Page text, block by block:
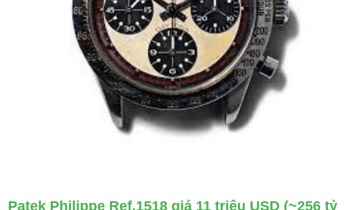
Patek Philippe Ref.1518 giá 11 triệu USD (~256 tỷ